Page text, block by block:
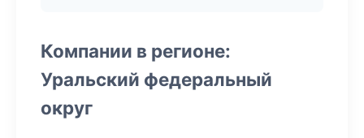
Компании в регионе:
Уральский федеральный
округ